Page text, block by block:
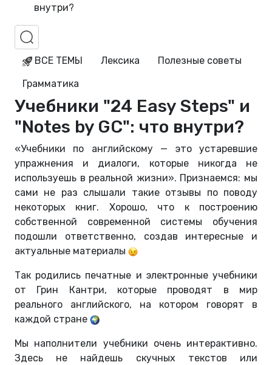
внутри?
ВСЕ ТЕМЫ Лексика
Полезные советы
Грамматика
Учебники "24 Easy Steps" и
"Notes by GC": что внутри?
«Учебники по английскому — это устаревшие
упражнения и диалоги, которые никогда не
используешь в реальной жизни». Признаемся: мы
сами не раз слышали такие отзывы по поводу
некоторых книг. Хорошо, что к построению
собственной современной системы обучения
подошли ответственно, создав интересные и
актуальные материалы
Так родились печатные и электронные учебники
от Грин Кантри, которые проводят в мир
реального английского, на котором говорят в
каждой стране
Мы наполнители учебники очень интерактивно.
Здесь не найдешь скучных текстов или